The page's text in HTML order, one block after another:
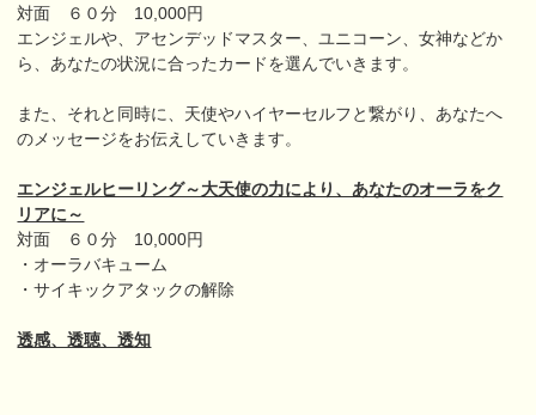
対面 ６０分 10,000円
エンジェルや、アセンデッドマスター、ユニコーン、女神などか
ら、あなたの状況に合ったカードを選んでいきます。
また、それと同時に、天使やハイヤーセルフと繋がり、あなたへ
のメッセージをお伝えしていきます。
エンジェルヒーリング～大天使の力により、あなたのオーラをク
リアに～
対面 ６０分 10,000円
・オーラバキューム
・サイキックアタックの解除
透感、透聴、透知